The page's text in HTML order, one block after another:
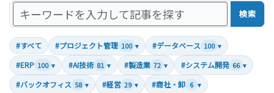
検索
#すべて #プロジェクト管理 100 ▾ #データベース 100 ▾
#ERP 100 ▾ #AI技術 81 ▾ #製造業 72 ▾ #システム開発 66 ▾
#バックオフィス 58 ▾ #経営 29 ▾ #商社・卸 6 ▾